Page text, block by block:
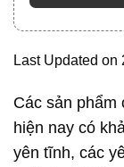
Last Updated on
Các sản
hiện nay có
yên tĩnh, các